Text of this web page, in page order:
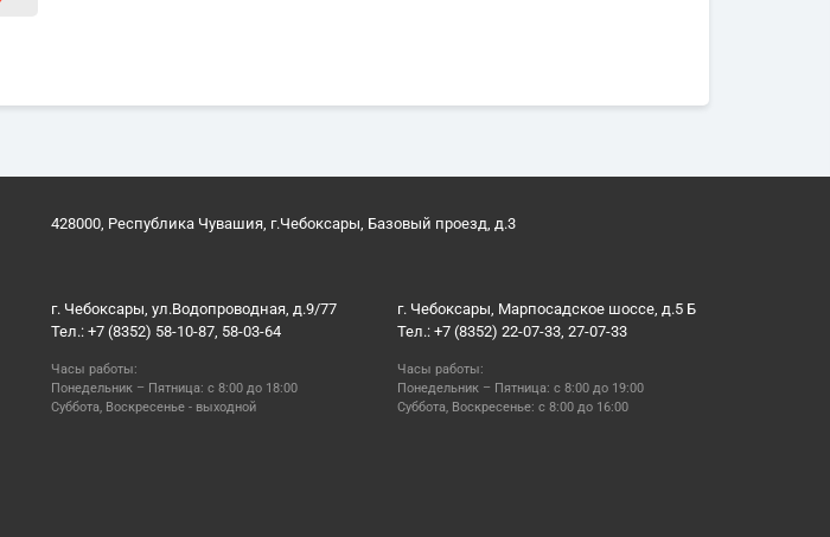
428000, Республика Чувашия, г.Чебоксары, Базовый проезд, д.3
г. Чебоксары, ул.Водопроводная, д.9/77
Тел.: +7 (8352) 58-10-87, 58-03-64
Часы работы:
Понедельник – Пятница: с 8:00 до 18:00
Суббота, Воскресенье - выходной
г. Чебоксары, Марпосадское шоссе, д.5 Б
Тел.: +7 (8352) 22-07-33, 27-07-33
Часы работы:
Понедельник – Пятница: с 8:00 до 19:00
Суббота, Воскресенье: с 8:00 до 16:00